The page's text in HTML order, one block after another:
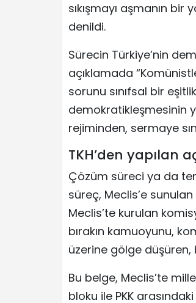
sıkışmayı aşmanın
denildi.
Sürecin Türkiye’nin
açıklamada
sorunu sınıfsal bir
demokratikleşmesinin
rejiminden, sermaye
TKH’den yapılan
Çözüm süreci ya da
süreç, Meclis’e
Meclis’te kurulan
bırakın kamuoyunu,
üzerine gölge
Bu belge, Meclis’te
bloku ile PKK